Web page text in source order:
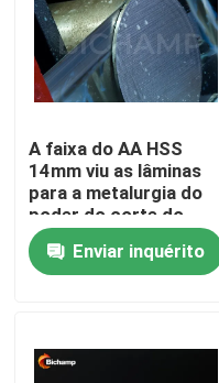
Controle da qualidade
Notícia
Peça umas citações
A faixa do AA HSS
14mm viu as lâminas
para a metalurgia do
poder do corte do
metal
Enviar inquérito